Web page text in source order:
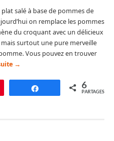
salé à base de pommes de
on remplace les pommes
du croquant avec un délicieux
surtout une pure merveille
Vous pouvez en trouver
→
Partagez 6
PARTAGES